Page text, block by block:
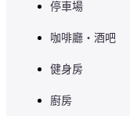
11:00（最後點餐10:45）
停車場
咖啡廳・酒吧
健身房
廚房